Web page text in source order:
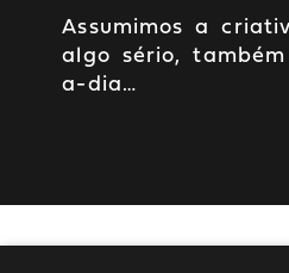
Assumimos a
algo sério,
a-dia…